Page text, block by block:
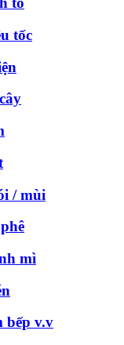
tốc
/ mùi
mì
bếp v.v